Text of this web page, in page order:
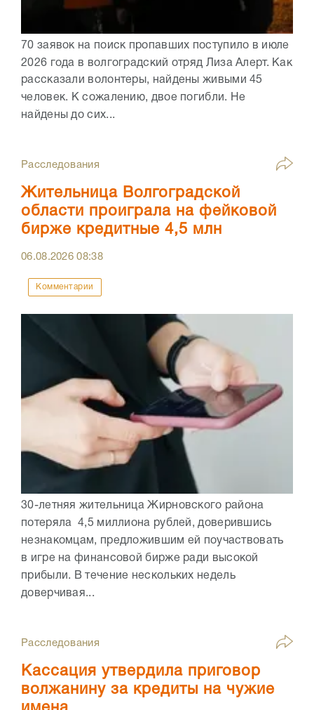
70 заявок на поиск пропавших поступило в июле
2026 года в волгоградский отряд Лиза Алерт. Как
рассказали волонтеры, найдены живыми 45
человек. К сожалению, двое погибли. Не
найдены до сих...
Расследования
Жительница Волгоградской
области проиграла на фейковой
бирже кредитные 4,5 млн
06.08.202608:38
Комментарии
30-летняя жительница Жирновского района
потеряла 4,5 миллиона рублей, доверившись
незнакомцам, предложившим ей поучаствовать
в игре на финансовой бирже ради высокой
прибыли. В течение нескольких недель
доверчивая...
Расследования
Кассация утвердила приговор
волжанину за кредиты на чужие